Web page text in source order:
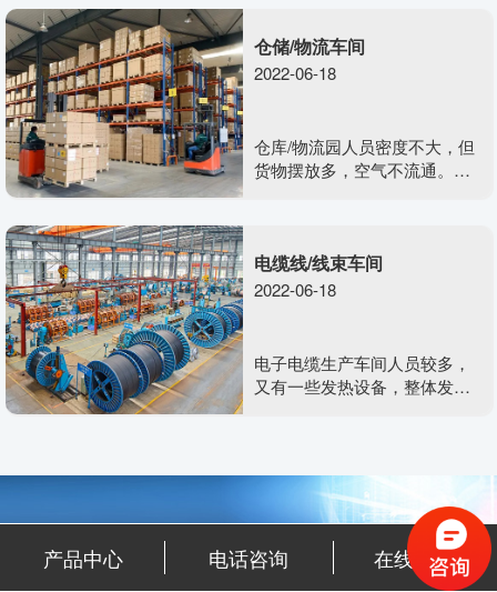
要把整个室内密闭空间里的空
气流动起了，不断有外面新的
仓储/物流车间
2022-06-18
仓库/物流园人员密度不大，但
货物摆放多，空气不流通。而
解决。
电缆线/线束车间
2022-06-18
电子电缆生产车间人员较多，
又有一些发热设备，整体发热
度左右，在生产的时候，锡焊
机会产生很刺鼻的烟雾，味道
非常难闻。企业管理人员如果
不采用一些降温设备降温，员
工的工作效率会很低，且员工
美硕风环境科技，为让每个客户满意而尽心尽力！
产品中心 电话咨询 在线咨询